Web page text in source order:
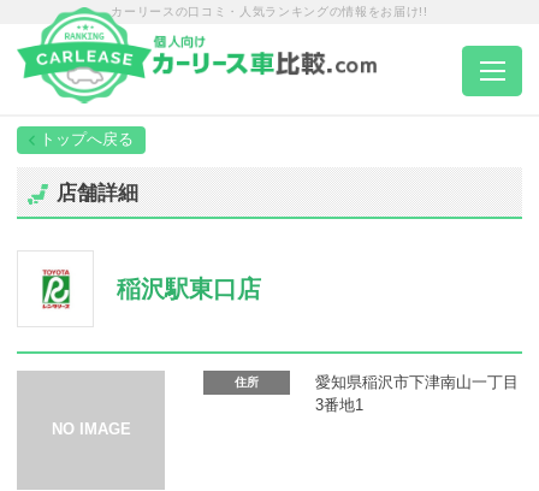
カーリースの口コミ・人気ランキングの情報をお届け!!
トップページ
エリア別ランキング
店舗詳細
稲沢駅東口店
住所
愛知県稲沢市下津南山一丁目
3番地1